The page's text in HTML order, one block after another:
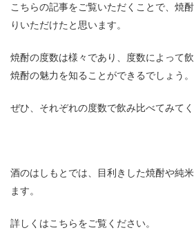
こちらの記事をご覧いただくことで、焼
りいただけたと思います。
焼酎の度数は様々であり、度数によって
焼酎の魅力を知ることができるでしょう。
ぜひ、それぞれの度数で飲み比べてみてく
酒のはしもとでは、目利きした焼酎や純
ます。
詳しくはこちらをご覧ください。